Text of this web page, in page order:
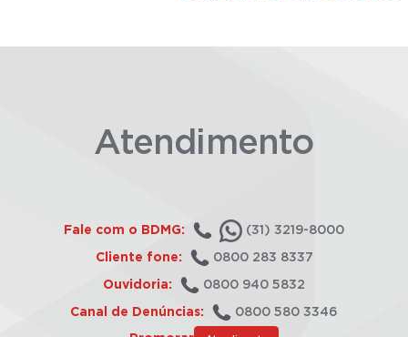
Atendimento
Fale com o BDMG: (31) 3219-8000
Cliente fone: 0800 283 8337
Ouvidoria: 0800 940 5832
Canal de Denúncias: 0800 580 3346